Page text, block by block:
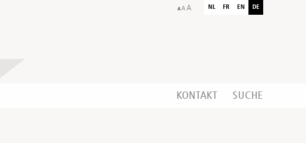
NL FR EN DE
KONTAKT SUCHE